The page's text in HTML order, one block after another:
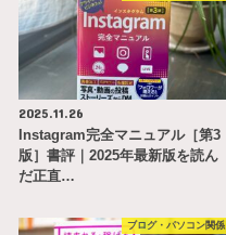
2025.11.26
Instagram完全マニュアル［第3
版］書評｜2025年最新版を読ん
だ正直…
ブログ・パソコン関係